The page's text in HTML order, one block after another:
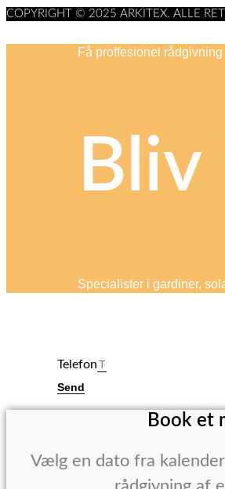
COPYRIGHT © 2025 ARKITEX. ALLE
Få proffesionel rådgivning
Specialister i gardiner,
Telefon
Send
Book et
Vælg en dato fra